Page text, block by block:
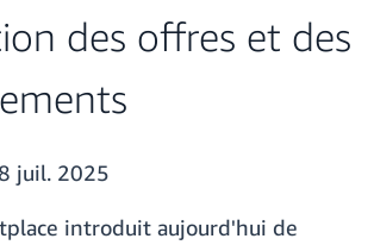
des offres et des
juil. 2025
introduit aujourd'hui de